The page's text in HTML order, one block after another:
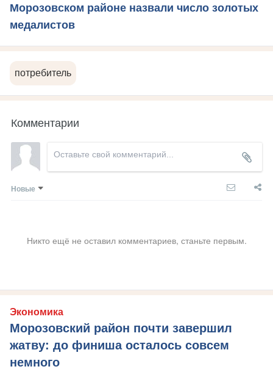
Морозовском районе назвали число золотых
медалистов
потребитель
Комментарии
Новые
Никто ещё не оставил комментариев, станьте первым.
Экономика
Морозовский район почти завершил
жатву: до финиша осталось совсем
немного